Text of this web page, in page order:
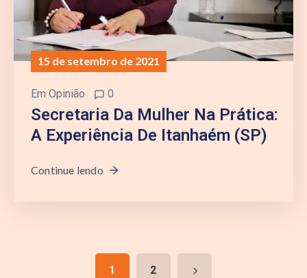
15 de setembro de 2021
Em Opinião 0
Secretaria Da Mulher Na Prática:
A Experiência De Itanhaém (SP)
Continue lendo
1 2